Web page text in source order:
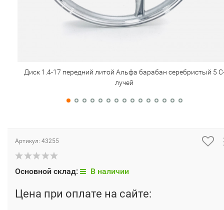
Диск 1.4-17 передний литой Альфа барабан серебристый 5
лучей
Артикул: 43255
Основной склад: В наличии
Цена при оплате на сайте: